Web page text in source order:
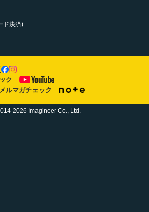
ド決済)
ク
ルマガチェック
2026 Imagineer Co., Ltd.